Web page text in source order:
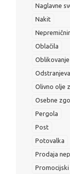
Naglavne
Nakit
Oblačila
Olivno olje
Osebne
Pergola
Post
Potovalka
Prodaja